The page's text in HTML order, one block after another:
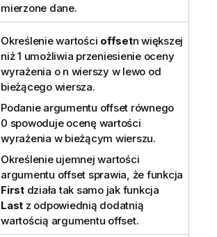
mierzone dane.
Określenie wartości offsetn większej
niż 1 umożliwia przeniesienie oceny
wyrażenia o n wierszy w lewo od
bieżącego wiersza.
Podanie argumentu offset równego
0 spowoduje ocenę wartości
wyrażenia w bieżącym wierszu.
Określenie ujemnej wartości
argumentu offset sprawia, że funkcja
Firstdziała tak samo jak funkcja
Last z odpowiednią dodatnią
wartością argumentu offset.